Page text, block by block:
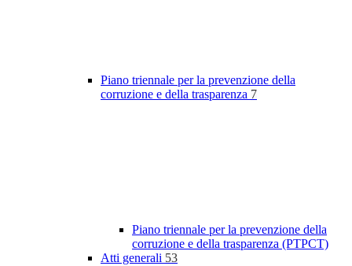
Piano triennale per la prevenzione della
corruzione e della trasparenza 7
Piano triennale per la prevenzione della
corruzione e della trasparenza (PTPCT)
Atti generali 53